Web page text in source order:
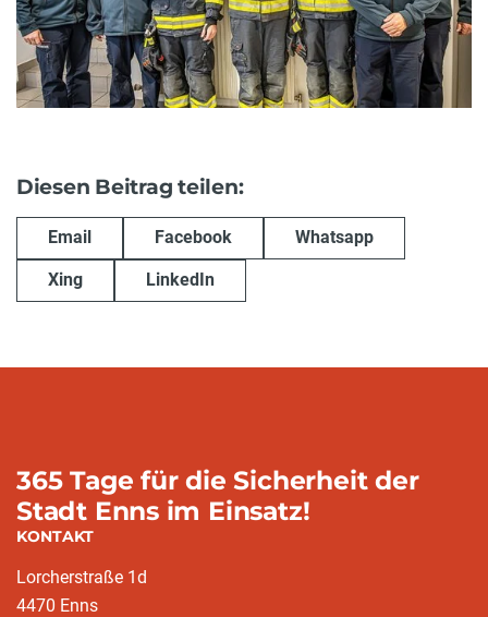
Diesen Beitrag teilen:
Email Facebook Whatsapp
Xing LinkedIn
365 Tage für die Sicherheit der
Stadt Enns im Einsatz!
KONTAKT
Lorcherstraße 1d
4470 Enns